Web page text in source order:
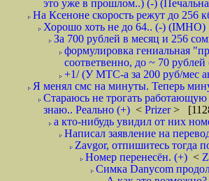
это уже в прошлом..) (-)
На Ксеноне скорость режут до 256
Хорошо хоть не до 64.. (-) (IMHO)
За 700 рублей в месяц и 256
формулировка гениальная
соответвенно, до ~ 70 рублей
+1/ (У МТС-а за 200 руб/мес
Я менял смс на минуты. Теперь
Стараюсь не трогать
знаю.. Реально (+) < Prizer>
а кто-нибудь увидил от них
Написал заявление на
Zavgor, отпишитесь тогда
Номер перенесён. (+) <
Симка Danycom